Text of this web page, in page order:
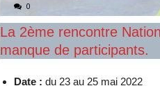
0
La 2ème rencontre
manque de participants.
Date : du 23 au 25 mai 2022